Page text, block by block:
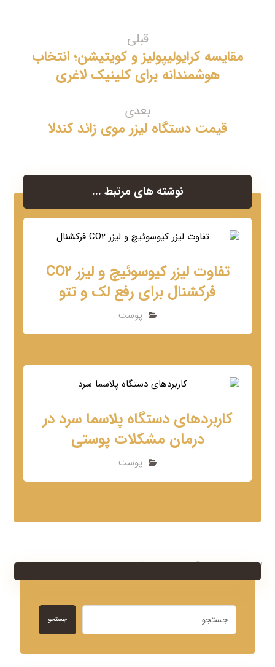
قبلی
مقایسه کرایولیپولیز و کویتیشن؛ انتخاب
هوشمندانه برای کلینیک لاغری
بعدی
قیمت دستگاه لیزر موی زائد کندلا
نوشته های مرتبط ...
تفاوت لیزر کیوسوئیچ و لیزر CO۲
فرکشنال برای رفع لک و تتو
پوست
کاربردهای دستگاه پلاسما سرد در
درمان مشکلات پوستی
پوست
امکان ارسال دیدگاه وجود ندارد!
جستجو